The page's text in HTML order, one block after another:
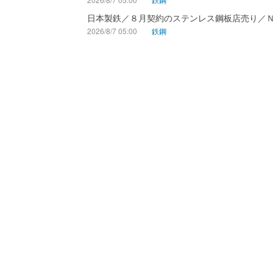
日本製鉄／８月契約のステンレス鋼板店売り／
2026/8/7 05:00 鉄鋼